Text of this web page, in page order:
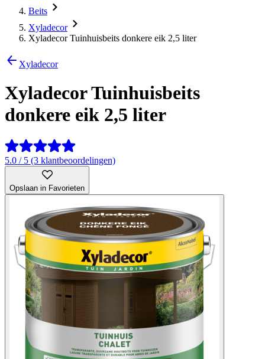
Beits
Xyladecor
Xyladecor Tuinhuisbeits donkere eik 2,5 liter
Xyladecor
Xyladecor Tuinhuisbeits
donkere eik 2,5 liter
5.0 / 5 (3 klantbeoordelingen)
Opslaan in Favorieten